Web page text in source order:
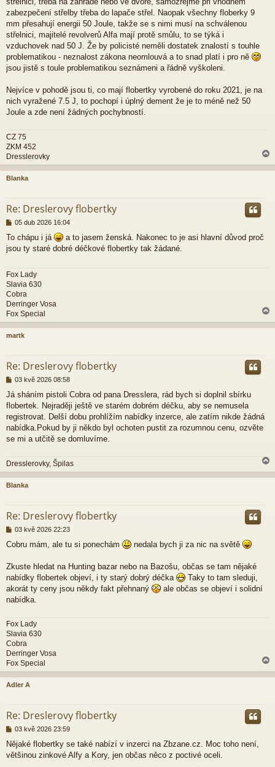
ě
e
k
zabezpečení střelby třeba do lapače střel. Naopak všechny floberky 9
mm přesahují energii 50 Joule, takže se s nimi musí na schválenou
střelnici, majitelé revolverů Alfa mají protě smůlu, to se týká i
vzduchovek nad 50 J. Že by policisté neměli dostatek znalostí s touhle
problematikou - neznalost zákona neomlouvá a to snad platí i pro ně
jsou jistě s toule problematikou seznámeni a řádně vyškoleni.
Nejvíce v pohodě jsou ti, co mají flobertky vyrobené do roku 2021, je na
nich vyražené 7.5 J, to pochopí i úplný dement že je to méně než 50
Joule a zde není žádných pochybností.
CZ 75
ZKM 452
Dresslerovky
a
h
Blanka
Re: Dreslerovy flobertky
P
í
s
v
e
k
05 dub 2026 16:04
To chápu i já
a to jasem ženská. Nakonec to je asi hlavní důvod proč
jsou ty staré dobré déčkové flobertky tak žádané.
Fox Lady
Slavia 630
Cobra
Derringer Vosa
Fox Special
a
h
martk
Re: Dreslerovy flobertky
P
í
s
p
ě
e
03 kvě 2026 08:58
Já sháním pistoli Cobra od pana Dresslera, rád bych si doplnil sbírku
flobertek. Nejraději ještě ve starém dobrém déčku, aby se nemusela
registrovat. Delší dobu prohlížím nabídky inzerce, ale zatím nikde žádná
nabídka.Pokud by ji někdo byl ochoten pustit za rozumnou cenu, ozvěte
se mi a utčitě se domluvíme.
Dresslerovky, Špilas
a
h
Blanka
Re: Dreslerovy flobertky
P
í
p
ě
e
k
03 kvě 2026 22:23
Cobru mám, ale tu si ponechám nedala bych ji za nic na světě
Zkuste hledat na Hunting bazar nebo na Bazošu, občas se tam nějaké
nabídky flobertek objeví, i ty starý dobrý déčka
Taky to tam sleduji,
akorát ty ceny jsou někdy fakt přehnaný
ale občas se objeví i solidní
nabídka.
Fox Lady
Slavia 630
Cobra
Derringer Vosa
Fox Special
a
h
Adler A
Re: Dreslerovy flobertky
P
í
s
03 kvě 2026 23:59
Nějaké flobertky se také nabízí v inzerci na Zbzane.cz. Moc toho není,
většinou zinkové Alfy a Kory, jen občas něco z poctivé oceli.